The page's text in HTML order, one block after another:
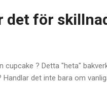
det för
cupcake ? Detta "heta"
det inte bara om